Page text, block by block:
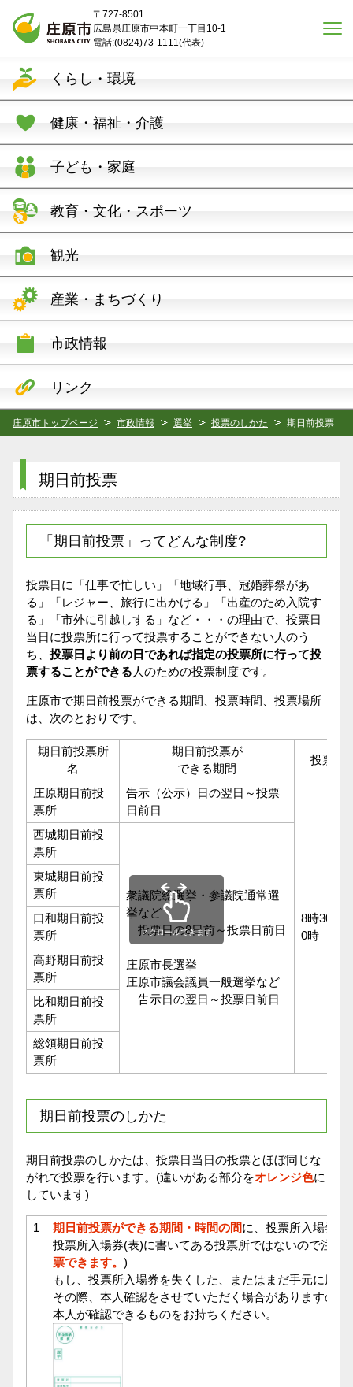
〒727-8501
広島県庄原市中本町一丁目10-1
電話:(0824)73-1111(代表)
くらし・環境
健康・福祉・介護
子ども・家庭
教育・文化・スポーツ
観光
産業・まちづくり
市政情報
リンク
庄原市トップページ 市政情報 選挙 投票のしかた 期日前投票
期日前投票
「期日前投票」ってどんな制度?
投票日に「仕事で忙しい」「地域行事、冠婚葬祭があ
る」「レジャー、旅行に出かける」「出産のため入院す
る」「市外に引越しする」など・・・の理由で、投票日
当日に投票所に行って投票することができない人のう
ち、 投票日より前の日であれば指定の投票所に行って投
票することができる 人のための投票制度です。
庄原市で期日前投票ができる期間、投票時間、投票場所
は、次のとおりです。
期日前投票所
名
期日前投票が
できる期間
投票時
庄原期日前投
票所
告示（公示）日の翌日～投票
日前日
8時30分
0時
西城期日前投
票所
衆議院総選挙・参議院通常選
挙など
投票日の8日前～投票日前日
庄原市長選挙
庄原市議会議員一般選挙など
告示日の翌日～投票日前日
東城期日前投
票所
口和期日前投
票所
高野期日前投
票所
比和期日前投
票所
総領期日前投
票所
スクロールできます
期日前投票のしかた
期日前投票のしかたは、投票日当日の投票とほぼ同じな
がれで投票を行います。(違いがある部分をオレンジ色に
しています)
1 期日前投票ができる期間・時間の間に、投票所入場券を
投票所入場券(表)に書いてある投票所ではないので注意!(
票できます。 )
もし、投票所入場券を失くした、またはまだ手元に届
その際、本人確認をさせていただく場合がありますの
本人が確認できるものをお持ちください。